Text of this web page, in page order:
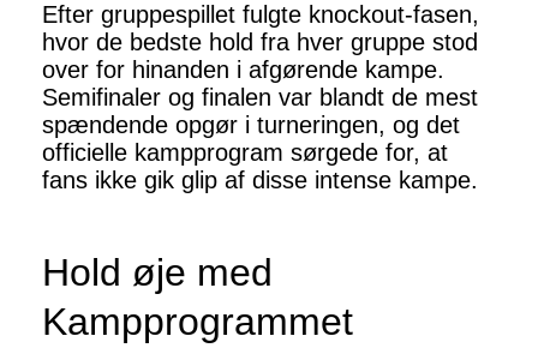
Efter gruppespillet fulgte knockout-fasen,
hvor de bedste hold fra hver gruppe stod
over for hinanden i afgørende kampe.
Semifinaler og finalen var blandt de mest
spændende opgør i turneringen, og det
officielle kampprogram sørgede for, at
fans ikke gik glip af disse intense kampe.
Hold øje med
Kampprogrammet